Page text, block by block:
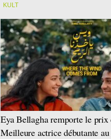
KULT
Eya Bellagha remporte le prix
Meilleure actrice débutante